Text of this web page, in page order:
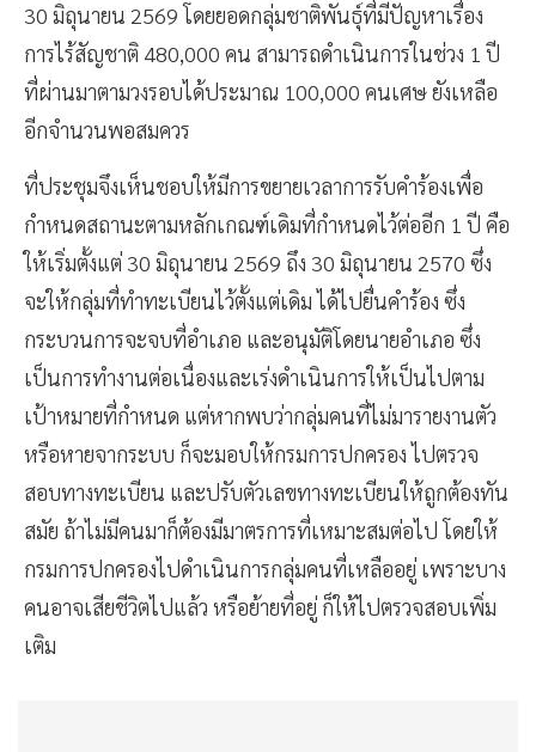
30 มิถุนายน 2569 โดยยอดกลุ่มชาติพันธุ์ที่มีปัญหาเรื่อง
การไร้สัญชาติ 480,000 คน สามารถดำเนินการในช่วง 1 ปี
ที่ผ่านมาตามวงรอบได้ประมาณ 100,000 คนเศษ ยังเหลือ
อีกจำนวนพอสมควร
ที่ประชุมจึงเห็นชอบให้มีการขยายเวลาการรับคำร้องเพื่อ
กำหนดสถานะตามหลักเกณฑ์เดิมที่กำหนดไว้ต่ออีก 1 ปี คือ
ให้เริ่มตั้งแต่ 30 มิถุนายน 2569 ถึง 30 มิถุนายน 2570 ซึ่ง
จะให้กลุ่มที่ทำทะเบียนไว้ตั้งแต่เดิม ได้ไปยื่นคำร้อง ซึ่ง
กระบวนการจะจบที่อำเภอ และอนุมัติโดยนายอำเภอ ซึ่ง
เป็นการทำงานต่อเนื่องและเร่งดำเนินการให้เป็นไปตาม
เป้าหมายที่กำหนด แต่หากพบว่ากลุ่มคนที่ไม่มารายงานตัว
หรือหายจากระบบ ก็จะมอบให้กรมการปกครอง ไปตรวจ
สอบทางทะเบียน และปรับตัวเลขทางทะเบียนให้ถูกต้องทัน
สมัย ถ้าไม่มีคนมาก็ต้องมีมาตรการที่เหมาะสมต่อไป โดยให้
กรมการปกครองไปดำเนินการกลุ่มคนที่เหลืออยู่ เพราะบาง
คนอาจเสียชีวิตไปแล้ว หรือย้ายที่อยู่ ก็ให้ไปตรวจสอบเพิ่ม
เติม